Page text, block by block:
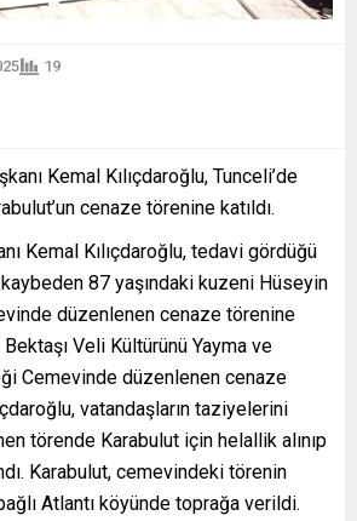
19
Kemal Kılıçdaroğlu, Tunceli’de
cenaze törenine katıldı.
Kemal Kılıçdaroğlu, tedavi gördüğü
kaybeden 87 yaşındaki kuzeni Hüseyin
düzenlenen cenaze törenine
Bektaşı Veli Kültürünü Yayma ve
Cemevinde düzenlenen cenaze
vatandaşların taziyelerini
törende Karabulut için helallik alınıp
Karabulut, cemevindeki törenin
Atlantı köyünde toprağa verildi.